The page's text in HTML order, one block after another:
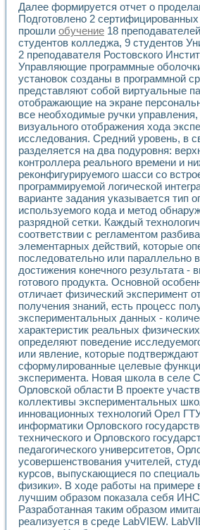
Применение средств
Разработка
Автоматизированный стенд
Высокочувствительные
Установка для измерения
Исследование кинетики
Лабораторный
Микрозондовая система для
Метод траекторий в
Промышленная автоматизация
Автоматизация
Использование систем
Исследование
Применение LabVIEW при
Разработка виртуальных
Система блокировок,
Система сбора данных и
Управление температурой
Разработка программного
Использование технологий
Оборудование для
Автоматизация
Применение измерителя
Исследование
Стенд для исследования
Автоматизация контроля
Измерительный контроль с
Моделирование надежности
Лабораторные практикумы и
Автоматизация
Автоматизированные
Виртуальный прибор для
Использование виртуальных
Использование программ
Лабораторный практикум по
Лабораторный практикум по
Лабораторный практикум по
Опыт использования NI
Применение LabVIEW для
Далее формируется отчет о
Подготовлено 2 сертифицированных
прошли обучение 18
студентов колледжа, 9 студентов
2 преподавателя Ростовского
Управляющие программные
установок созданы в программной
представляют собой виртуальные
отображающие на экране
все необходимые ручки
визуального отображения хода
исследования. Средний уровень, в
разделяется на два подуровня:
контроллера реального времени и
реконфигурируемого шасси со
программируемой логической
варианте задания указывается тип
используемого кода и метод
разрядной сетки. Каждый
соответствии с регламентом
элементарных действий, которые
последовательно или параллельно
достижения конечного результата -
готового продукта. Основной
отличает физический эксперимент
получения знаний, есть процесс
экспериментальных данных -
характеристик реальных
определяют поведение
или явление, которые
сформулированные целевые
эксперимента. Новая школа в селе
Орловской области В проекте
коллективы экспериментальных
инновационных технологий Орел
информатики Орловского
технического и Орловского
педагогического университетов,
усовершенствования учителей,
курсов, выпускающиеся по
физики». В ходе работы на
лучшим образом показала себя
Разработанная таким образом
реализуется в среде LabVIEW.